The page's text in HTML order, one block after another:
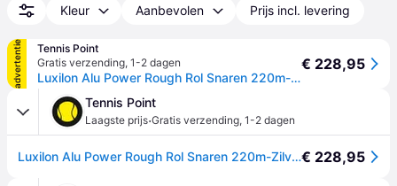
Kleur Aanbevolen Prijs incl. levering
advertentie
Tennis Point
Gratis verzending, 1-2 dagen
Luxilon Alu Power Rough Rol Snaren 220m-Zilver - zilver
€ 228,95
Tennis Point
Laagste prijs·Gratis verzending, 1-2 dagen
Luxilon Alu Power Rough Rol Snaren 220m-Zilver - zilver€ 228,95